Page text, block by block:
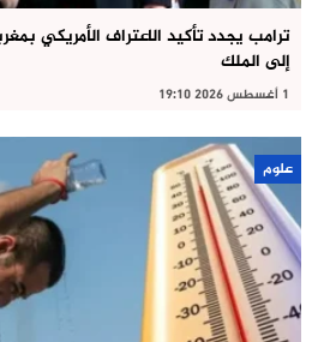
ترامب يجدد تأكيد الاعتراف الأمريكي
إلى الملك
1 أغسطس 2026 19:10
علوم